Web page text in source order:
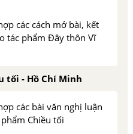
các cách mở bài, kết
tác phẩm Đây thôn Vĩ
tối - Hồ Chí Minh
các bài văn nghị luận
Chiều tối